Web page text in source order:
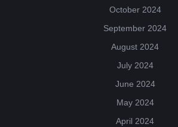
October 2024
September 2024
August 2024
July 2024
June 2024
May 2024
April 2024